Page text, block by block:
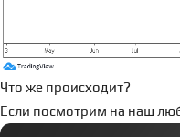
Что же происходит?
Если посмотрим на наш